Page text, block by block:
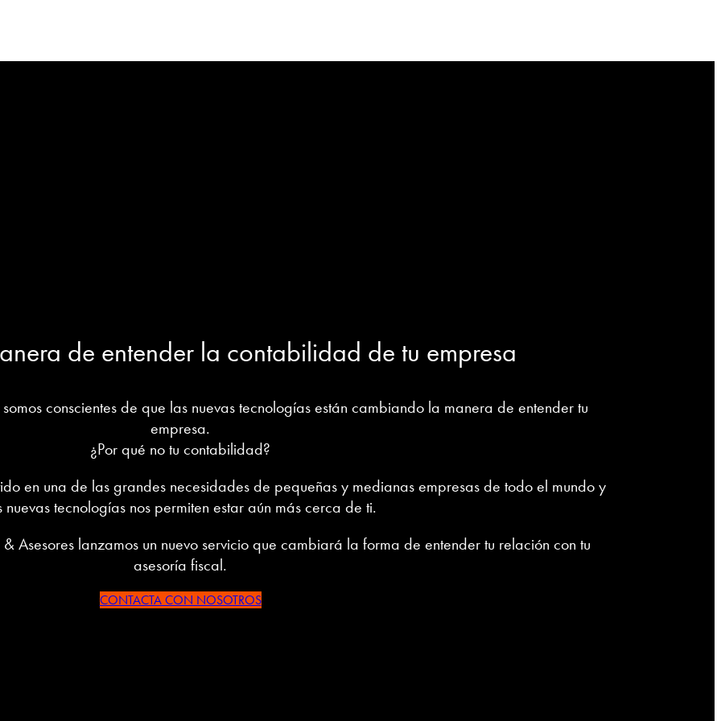
de entender la contabilidad de tu empresa
conscientes de que las nuevas tecnologías están cambiando la manera de entender tu
empresa.
¿Por qué no tu contabilidad?
en una de las grandes necesidades de pequeñas y medianas empresas de todo el mundo y
nuevas tecnologías nos permiten estar aún más cerca de ti.
Asesores lanzamos un nuevo servicio que cambiará la forma de entender tu relación con tu
asesoría fiscal.
CONTACTA CON NOSOTROS